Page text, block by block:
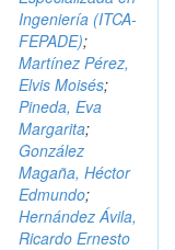
Ingeniería (ITCA-
FEPADE);
Martínez Pérez,
Elvis Moisés;
Pineda, Eva
Margarita;
González
Magaña, Héctor
Edmundo;
Hernández Ávila,
Ricardo Ernesto